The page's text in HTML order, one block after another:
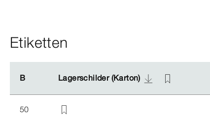
Etiketten
B Lagerschilder (Karton)
B Lagerschilder (Karton)
50